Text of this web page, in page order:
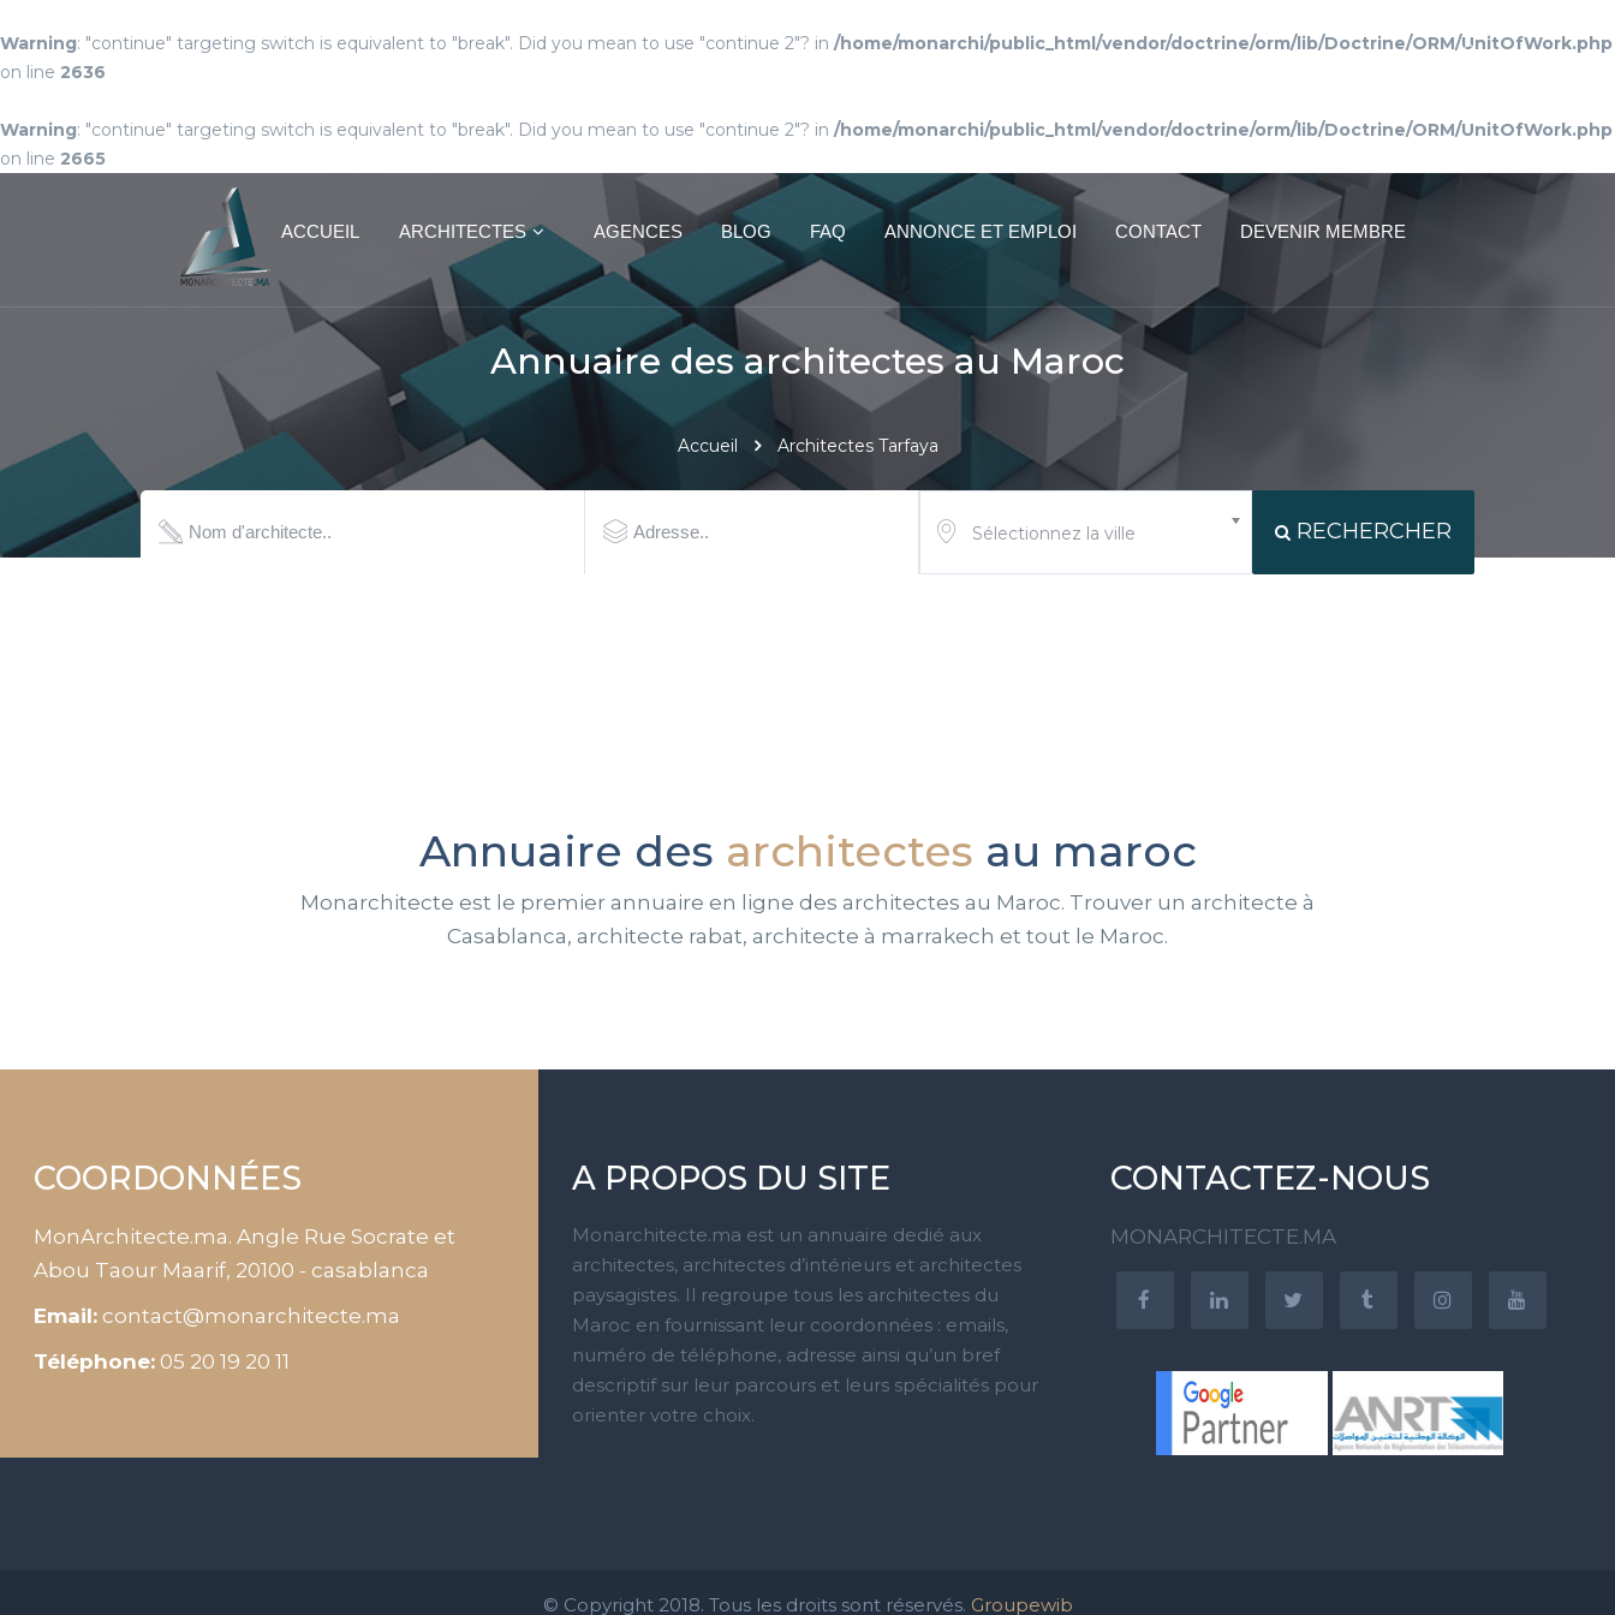
Warning: "continue" targeting switch is equivalent to "break". Did you mean to use "continue 2"? in /home/monarchi/public_html/vendor/doctrine/orm/lib/Doctrine/ORM/UnitOfWork.php
on line 2636
Warning: "continue" targeting switch is equivalent to "break". Did you mean to use "continue 2"? in /home/monarchi/public_html/vendor/doctrine/orm/lib/Doctrine/ORM/UnitOfWork.php
on line 2665
ACCUEIL ARCHITECTES AGENCES BLOG FAQ ANNONCE ET EMPLOI CONTACT DEVENIR MEMBRE
Connexion
Annuaire des architectes au Maroc
Accueil Architectes Tarfaya
Sélectionnez la ville RECHERCHER
Annuaire des architectes au maroc
Monarchitecte est le premier annuaire en ligne des architectes au Maroc. Trouver un architecte à
Casablanca, architecte rabat, architecte à marrakech et tout le Maroc.
COORDONNÉES
MonArchitecte.ma. Angle Rue Socrate et
Abou Taour Maarif, 20100 - casablanca
Email:contact@monarchitecte.ma
Téléphone: 05 20 19 20 11
A PROPOS DU SITE
Monarchitecte.ma est un annuaire dedié aux
architectes, architectes d’intérieurs et architectes
paysagistes. Il regroupe tous les architectes du
Maroc en fournissant leur coordonnées : emails,
numéro de téléphone, adresse ainsi qu’un bref
descriptif sur leur parcours et leurs spécialités pour
orienter votre choix.
CONTACTEZ-NOUS
MONARCHITECTE.MA
© Copyright 2018. Tous les droits sont réservés. Groupewib